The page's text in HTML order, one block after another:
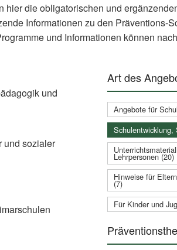
die obligatorischen und
Informationen zu den Präventions-
und Informationen können
und
und sozialer
Art des
Angebote für
Schulentwicklung,
Lehrpersonen (20)
Hinweise für
(7)
Für Kinder und